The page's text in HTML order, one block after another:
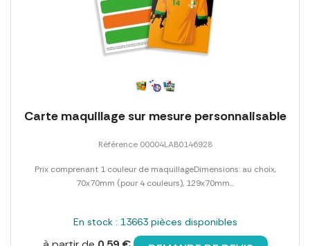
Carte maquillage sur mesure personnalisable
Référence 00004LAB0146928
Prix comprenant 1 couleur de maquillageDimensions: au choix,
70x70mm (pour 4 couleurs), 129x70mm...
En stock : 13663 pièces disponibles